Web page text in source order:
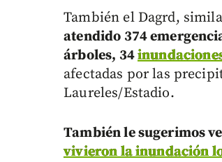
También el Dagrd,
atendido 374
árboles, 34
afectadas por las
Laureles/Estadio.
También le sugerimos
vivieron la inundación